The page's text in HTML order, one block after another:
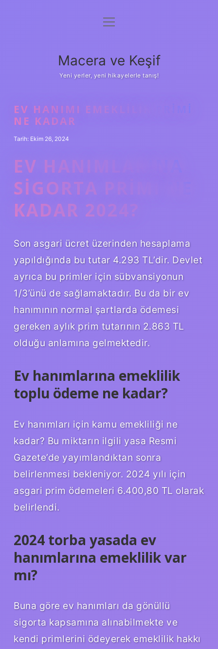
Anasayfa
Yasal Uyarı
menüyü
Macera ve Keşif
Yeni yerler, yeni hikayelerle tanış!
EV HANIMI EMEKLILIK PRIMI
NE KADAR
Tarih: Ekim 26, 2024
EV HANIMLARINA
SIGORTA PRIMI NE
KADAR 2024?
Son asgari ücret üzerinden hesaplama
yapıldığında bu tutar 4.293 TL’dir. Devlet
ayrıca bu primler için sübvansiyonun
1/3’ünü de sağlamaktadır. Bu da bir ev
hanımının normal şartlarda ödemesi
gereken aylık prim tutarının 2.863 TL
olduğu anlamına gelmektedir.
Ev hanımlarına emeklilik
toplu ödeme ne kadar?
Ev hanımları için kamu emekliliği ne
kadar? Bu miktarın ilgili yasa Resmi
Gazete’de yayımlandıktan sonra
belirlenmesi bekleniyor. 2024 yılı için
asgari prim ödemeleri 6.400,80 TL olarak
belirlendi.
2024 torba yasada ev
hanımlarına emeklilik var
mı?
Buna göre ev hanımları da gönüllü
sigorta kapsamına alınabilmekte ve
kendi primlerini ödeyerek emeklilik hakkı